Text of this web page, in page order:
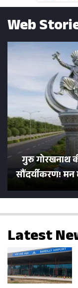
Web
गुरु गोरखनाथ
सौंदर्यीकरण!
सड़कें;
Latest